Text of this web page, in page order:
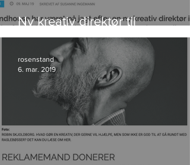
Ny kreativ direktør til
Brandhouse
rosenstand
6. mar. 2019